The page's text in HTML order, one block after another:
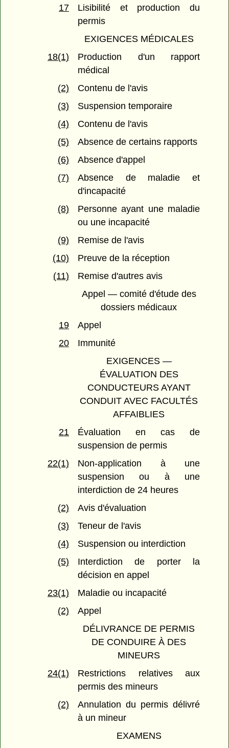
17
Lisibilité et production du
permis
EXIGENCES MÉDICALES
18(1)
Production d'un rapport
médical
(2)
Contenu de l'avis
(3)
Suspension temporaire
(4)
Contenu de l'avis
(5)
Absence de certains rapports
(6)
Absence d'appel
(7)
Absence de maladie et
d'incapacité
(8)
Personne ayant une maladie
ou une incapacité
(9)
Remise de l'avis
(10)
Preuve de la réception
(11)
Remise d'autres avis
Appel — comité d'étude des
dossiers médicaux
19
Appel
20
Immunité
EXIGENCES —
ÉVALUATION DES
CONDUCTEURS AYANT
CONDUIT AVEC FACULTÉS
AFFAIBLIES
21
Évaluation en cas de
suspension de permis
22(1)
Non-application à une
suspension ou à une
interdiction de 24 heures
(2)
Avis d'évaluation
(3)
Teneur de l'avis
(4)
Suspension ou interdiction
(5)
Interdiction de porter la
décision en appel
23(1)
Maladie ou incapacité
(2)
Appel
DÉLIVRANCE DE PERMIS
DE CONDUIRE À DES
MINEURS
24(1)
Restrictions relatives aux
permis des mineurs
(2)
Annulation du permis délivré
à un mineur
EXAMENS